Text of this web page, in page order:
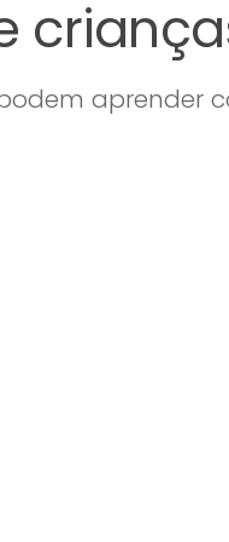
aprender